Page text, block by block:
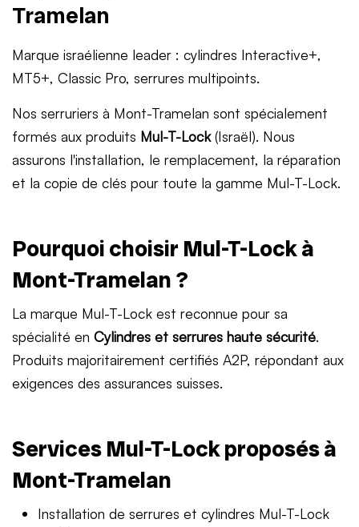
Tramelan
Marque israélienne leader : cylindres Interactive+,
MT5+, Classic Pro, serrures multipoints.
Nos serruriers à Mont-Tramelan sont spécialement
formés aux produits Mul-T-Lock(Israël). Nous
assurons l'installation, le remplacement, la réparation
et la copie de clés pour toute la gamme Mul-T-Lock.
Pourquoi choisir Mul-T-Lock à
Mont-Tramelan ?
La marque Mul-T-Lock est reconnue pour sa
spécialité en Cylindres et serrures haute sécurité.
Produits majoritairement certifiés A2P, répondant aux
exigences des assurances suisses.
Services Mul-T-Lock proposés à
Mont-Tramelan
Installation de serrures et cylindres Mul-T-Lock